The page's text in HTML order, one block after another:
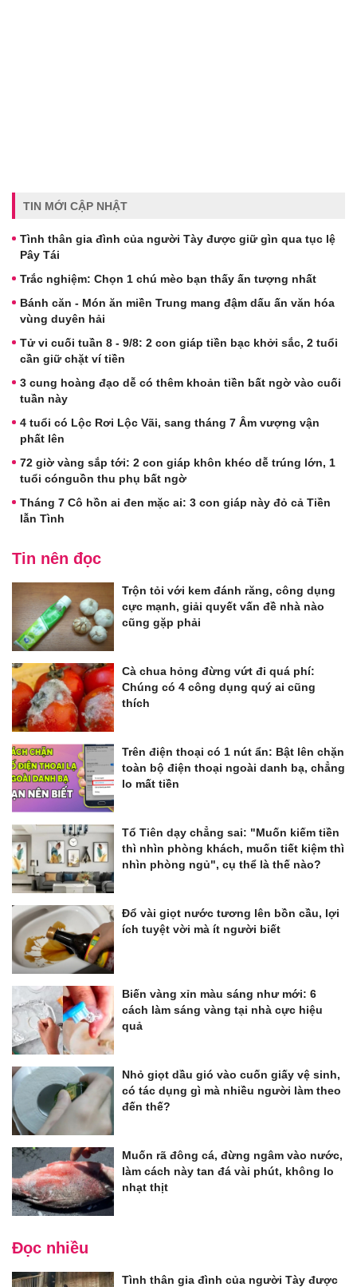
TIN MỚI CẬP NHẬT
Tình thân gia đình của người Tày được giữ gìn qua tục lệ
Pây Tái
Trắc nghiệm: Chọn 1 chú mèo bạn thấy ấn tượng nhất
Bánh căn - Món ăn miền Trung mang đậm dấu ấn văn hóa
vùng duyên hải
Tử vi cuối tuần 8 - 9/8: 2 con giáp tiền bạc khởi sắc, 2 tuổi
cần giữ chặt ví tiền
3 cung hoàng đạo dễ có thêm khoản tiền bất ngờ vào cuối
tuần này
4 tuổi có Lộc Rơi Lộc Vãi, sang tháng 7 Âm vượng vận
phất lên
72 giờ vàng sắp tới: 2 con giáp khôn khéo dễ trúng lớn, 1
tuổi cónguồn thu phụ bất ngờ
Tháng 7 Cô hồn ai đen mặc ai: 3 con giáp này đỏ cả Tiền
lẫn Tình
Tin nên đọc
Trộn tỏi với kem đánh răng, công dụng
cực mạnh, giải quyết vấn đề nhà nào
cũng gặp phải
Cà chua hỏng đừng vứt đi quá phí:
Chúng có 4 công dụng quý ai cũng
thích
Trên điện thoại có 1 nút ẩn: Bật lên chặn
toàn bộ điện thoại ngoài danh bạ, chẳng
lo mất tiền
Tổ Tiên dạy chẳng sai: "Muốn kiếm tiền
thì nhìn phòng khách, muốn tiết kiệm thì
nhìn phòng ngủ", cụ thể là thế nào?
Đổ vài giọt nước tương lên bồn cầu, lợi
ích tuyệt vời mà ít người biết
Biến vàng xỉn màu sáng như mới: 6
cách làm sáng vàng tại nhà cực hiệu
quả
Nhỏ giọt dầu gió vào cuốn giấy vệ sinh,
có tác dụng gì mà nhiều người làm theo
đến thế?
Muốn rã đông cá, đừng ngâm vào nước,
làm cách này tan đá vài phút, không lo
nhạt thịt
Đọc nhiều
Tình thân gia đình của người Tày được